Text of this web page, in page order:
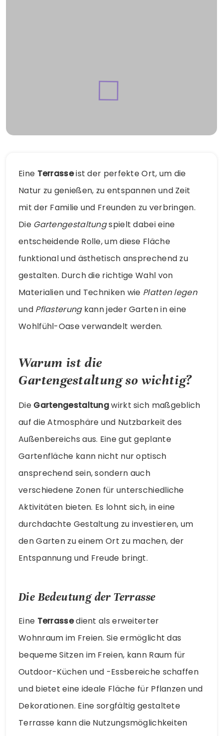
Eine Terrasseist der perfekte Ort, um die
Natur zu genießen, zu entspannen und Zeit
mit der Familie und Freunden zu verbringen.
Die Gartengestaltungspielt dabei eine
entscheidende Rolle, um diese Fläche
funktional und ästhetisch ansprechend zu
gestalten. Durch die richtige Wahl von
Materialien und Techniken wie Platten legen
und Pflasterungkann jeder Garten in eine
Wohlfühl-Oase verwandelt werden.
Warum ist die
Gartengestaltung so wichtig?
Die Gartengestaltungwirkt sich maßgeblich
auf die Atmosphäre und Nutzbarkeit des
Außenbereichs aus. Eine gut geplante
Gartenfläche kann nicht nur optisch
ansprechend sein, sondern auch
verschiedene Zonen für unterschiedliche
Aktivitäten bieten. Es lohnt sich, in eine
durchdachte Gestaltung zu investieren, um
den Garten zu einem Ort zu machen, der
Entspannung und Freude bringt.
Die Bedeutung der Terrasse
Eine Terrassedient als erweiterter
Wohnraum im Freien. Sie ermöglicht das
bequeme Sitzen im Freien, kann Raum für
Outdoor-Küchen und -Essbereiche schaffen
und bietet eine ideale Fläche für Pflanzen und
Dekorationen. Eine sorgfältig gestaltete
Terrasse kann die Nutzungsmöglichkeiten